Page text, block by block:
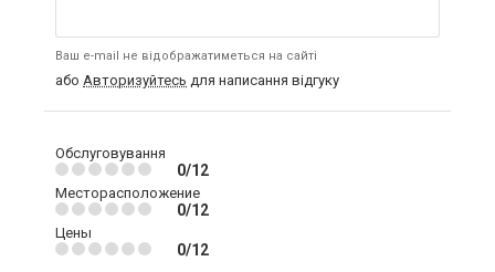
Ваш e-mail не відображатиметься на сайті
або Авторизуйтесь для написання відгуку
Обслуговування
0/12
Месторасположение
0/12
Цены
0/12